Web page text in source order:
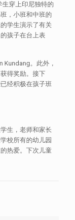
生穿上印尼独特的
，小班和中班的
学生演示了有关
孩子在台上表
Kundang。此外，
得奖励。接下
经积极在孩子班
生，老师和家长
校所有的幼儿园
热爱。下次儿童